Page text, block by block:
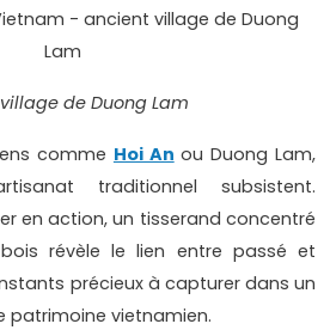
de Duong Lam
comme Hoi An ou Duong Lam,
traditionnel subsistent.
en action, un tisserand concentré
révèle le lien entre passé et
précieux à capturer dans un
patrimoine vietnamien.